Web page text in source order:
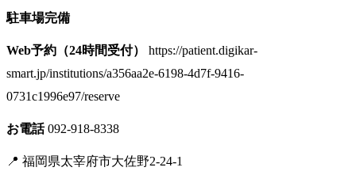
駐車場完備
Web予約（24時間受付）
https://patient.digikar-
smart.jp/institutions/a356aa2e-6198-4d7f-9416-
0731c1996e97/reserve
お電話092-918-8338
📍 福岡県太宰府市大佐野2-24-1